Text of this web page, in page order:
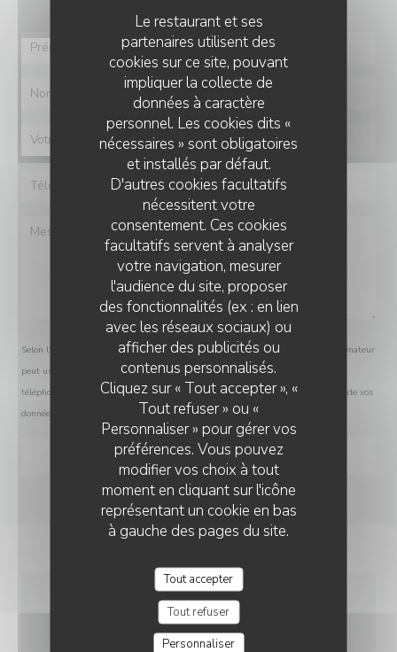
Le restaurant et ses
partenaires utilisent des
cookies sur ce site, pouvant
impliquer la collecte de
données à caractère
personnel. Les cookies dits «
nécessaires » sont obligatoires
et installés par défaut.
D'autres cookies facultatifs
nécessitent votre
consentement. Ces cookies
facultatifs servent à analyser
votre navigation, mesurer
l'audience du site, proposer
des fonctionnalités (ex : en lien
avec les réseaux sociaux) ou
afficher des publicités ou
contenus personnalisés.
Cliquez sur « Tout accepter », «
Tout refuser » ou «
Personnaliser » pour gérer vos
préférences. Vous pouvez
modifier vos choix à tout
moment en cliquant sur l'icône
représentant un cookie en bas
à gauche des pages du site.
Tout accepter
Tout refuser
Personnaliser
Selon l'article L.223-2 du code de la consommation, il est rappelé que le consommateur
peut user de son droit à s'inscrire sur la liste d'opposition au démarchage
téléphonique Bloctel :bloctel.gouv.fr. Pour plus d'informations sur le traitement de vos
données, consultez notre
politique de confidentialité .
INFOS PRATIQUES
TERRA PIZZA